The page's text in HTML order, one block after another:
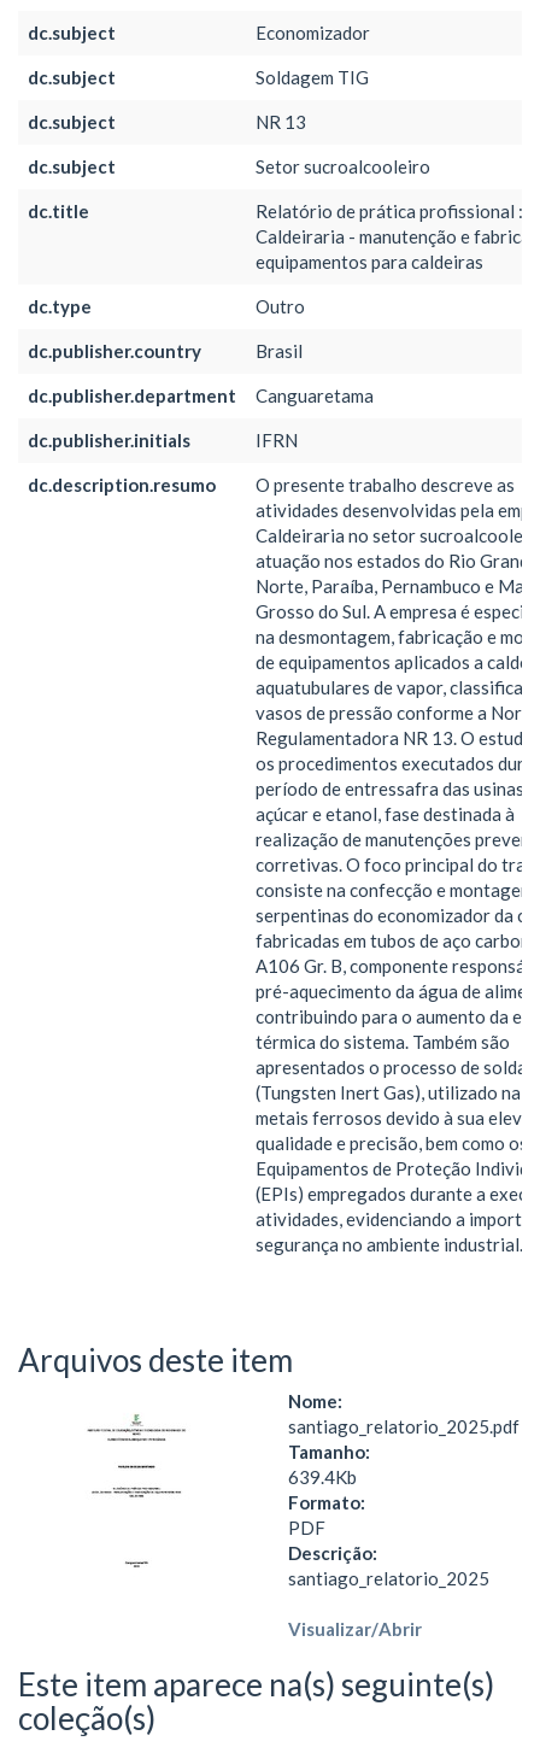
dc.subject Economizador
dc.subject Soldagem TIG
dc.subject NR 13
dc.subject Setor sucroalcooleiro
dc.title
Relatório de prática profissional :
Caldeiraria - manutenção e
equipamentos para caldeiras
dc.type Outro
dc.publisher.country Brasil
dc.publisher.department Canguaretama
dc.publisher.initials IFRN
dc.description.resumo
O presente trabalho descreve as
atividades desenvolvidas pela
Caldeiraria no setor
atuação nos estados do Rio
Norte, Paraíba, Pernambuco e
Grosso do Sul. A empresa é
na desmontagem, fabricação e
de equipamentos aplicados a
aquatubulares de vapor,
vasos de pressão conforme a
Regulamentadora NR 13. O estudo
os procedimentos executados
período de entressafra das usinas
açúcar e etanol, fase destinada à
realização de manutenções
corretivas. O foco principal do
consiste na confecção e montagem
serpentinas do economizador da
fabricadas em tubos de aço
A106 Gr. B, componente
pré-aquecimento da água de
contribuindo para o aumento da
térmica do sistema. Também são
apresentados o processo de
(Tungsten Inert Gas), utilizado na
metais ferrosos devido à sua
qualidade e precisão, bem como os
Equipamentos de Proteção
(EPIs) empregados durante a
atividades, evidenciando a
segurança no ambiente industrial.
Arquivos deste item
Nome:
santiago_relatorio_2025.pdf
Tamanho:
639.4Kb
Formato:
PDF
Descrição:
santiago_relatorio_2025
Visualizar/Abrir
Este item aparece na(s) seguinte(s)
coleção(s)